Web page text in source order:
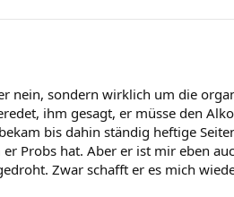
nein, sondern wirklich um die
ihm gesagt, er müsse den
bis dahin ständig heftige
Probs hat. Aber er ist mir eben
Zwar schafft er es mich